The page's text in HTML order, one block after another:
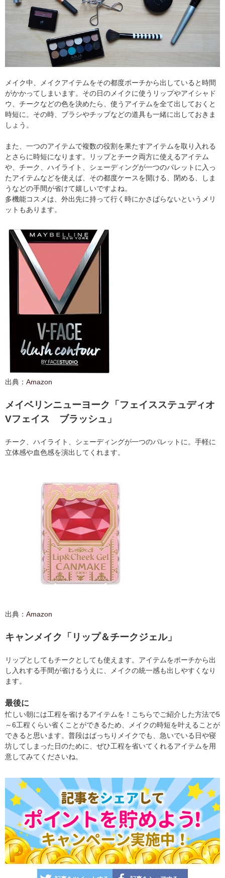
メイク中、メイクアイテムをその都度ポーチから出していると時間
がかかってしまいます。その日のメイクに使うリップやアイシャド
ウ、チークなどの色を決めたら、使うアイテムを全て出しておくと
時短に。その時、ブラシやチップなどの道具も一緒に出しておきま
しょう。
また、一つのアイテムで複数の役割を果たすアイテムを取り入れる
とさらに時短になります。リップとチーク両方に使えるアイテム
や、チーク、ハイライト、シェーディングが一つのパレットに入っ
たアイテムなどを使えば、その都度ケースを開ける、閉める、しま
うなどの手間が省けて嬉しいですよね。
多機能コスメは、外出先に持って行く時にかさばらないというメリ
ットもあります。
出典： Amazon
メイベリンニューヨーク「フェイスステュディオ
Vフェイス ブラッシュ」
チーク、ハイライト、シェーディングが一つのパレットに。手軽に
立体感や血色感を演出してくれます。
出典： Amazon
キャンメイク「リップ＆チークジェル」
リップとしてもチークとしても使えます。アイテムをポーチから出
し入れする手間が省けるうえに、メイクの統一感も出しやすくなり
ます。
最後に
忙しい朝には工程を省けるアイテムを！こちらでご紹介した方法で5
～6工程くらい省くことができるため、メイクの時短を叶えることが
できると思います。普段はばっちりメイクでも、急いでいる日や寝
坊してしまった日のために、ぜひ工程を省いてくれるアイテムを用
意してみてくださいね。